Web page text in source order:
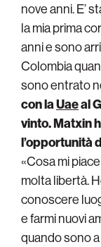
nove anni. E’
la mia prima
anni e sono
Colombia
sono entrato
con laUaeal
vinto. Matxin
l’opportunità
«Cosa mi
molta libertà.
conoscere
e farmi nuovi
quando sono